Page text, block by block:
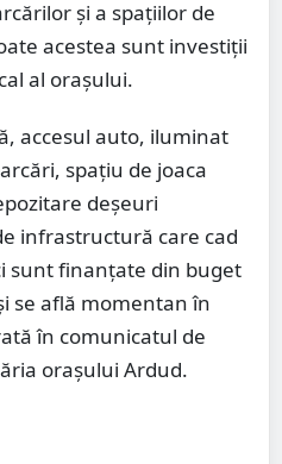
și a spațiilor de
acestea sunt investiții
al orașului.
accesul auto, iluminat
spațiu de joaca
deșeuri
infrastructură care cad
sunt finanțate din buget
se află momentan în
în comunicatul de
orașului Ardud.